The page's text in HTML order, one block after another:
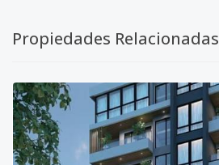
Propiedades Relacionadas